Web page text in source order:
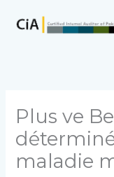
Plus ve
maladie